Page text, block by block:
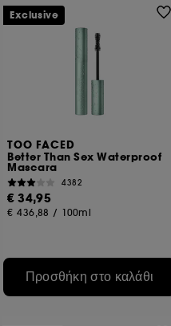
TOO FACED
Better Than Sex Waterproof
Mascara
4382
€ 34,95
€ 436,88 / 100ml
Προσθήκη στο καλάθι
Exclusive